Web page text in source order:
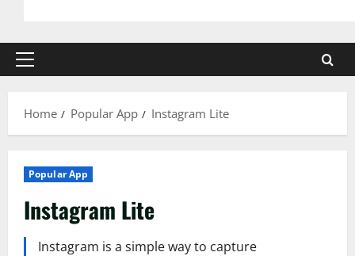
Primary
Home
Popular App Instagram Lite
Popular App
Instagram Lite
Instagram is a simple way to capture